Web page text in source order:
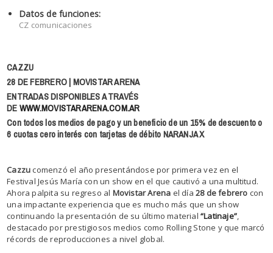
Datos de funciones:
CZ comunicaciones
CAZZU
28 DE FEBRERO | MOVISTAR ARENA
ENTRADAS DISPONIBLES A TRAVÉS
DEWWW.MOVISTARARENA.COM.AR
Con todos los medios de pago y un beneficio de un 15% de descuento o
6 cuotas cero interés con tarjetas de débito NARANJA X
Cazzu comenzó el año presentándose por primera vez en el
Festival Jesús María con un show en el que cautivó a una multitud.
Ahora palpita su regreso al Movistar Arena el día 28 de febrero con
una impactante experiencia que es mucho más que un show
continuando la presentación de su último material “Latinaje”,
destacado por prestigiosos medios como Rolling Stone y que marcó
récords de reproducciones a nivel global.